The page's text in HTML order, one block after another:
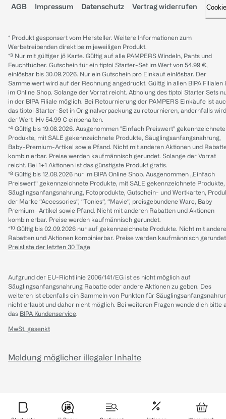
AGB Impressum Datenschutz Vertrag widerrufen
* Produkt gesponsert vom Hersteller. Weitere Informationen zum
Werbetreibenden direkt beim jeweiligen Produkt.
*³ Nur mit gültiger jö Karte. Gültig auf alle PAMPERS Windeln, Pants und
Feuchttücher. Gutschein für ein tiptoi Starter-Set im Wert von 54.99 €,
einlösbar bis 30.09.2026. Nur ein Gutschein pro Einkauf einlösbar. Der
Sammelwert wird auf der Rechnung angedruckt. Gültig in allen BIPA Filialen
im Online Shop. Solange der Vorrat reicht. Abholung des tiptoi Starter Sets
in der BIPA Filiale möglich. Bei Retournierung der PAMPERS Einkäufe ist
das tiptoi Starter-Set in Originalverpackung zu retournieren, andernfalls wird
der Wert iHv 54.99 € einbehalten.
*⁴ Gültig bis 19.08.2026. Ausgenommen "Einfach Preiswert" gekennzeichnete
Produkte, mit SALE gekennzeichnete Produkte, Säuglingsanfangsnahrung,
Baby-Premium-Artikel sowie Pfand. Nicht mit anderen Aktionen und
kombinierbar. Preise werden kaufmännisch gerundet. Solange der Vorrat
reicht. Bei 1+1 Aktionen ist das günstigste Produkt gratis.
*⁸ Gültig bis 12.08.2026 nur im BIPA Online Shop. Ausgenommen „Einfach
Preiswert“ gekennzeichnete Produkte, mit SALE gekennzeichnete Produkte,
Säuglingsanfangsnahrung, Fotoprodukte, Gutschein- und Wertkarten,
der Marke “Accessories“, “Tonies“, “Mavie“, preisgebundene Ware, Baby
Premium- Artikel sowie Pfand. Nicht mit anderen Rabatten und Aktionen
kombinierbar. Preise werden kaufmännisch gerundet.
*¹⁰ Gültig bis 02.09.2026 nur auf gekennzeichnete Produkte. Nicht mit
Rabatten und Aktionen kombinierbar. Preise werden kaufmännisch
Preisliste der letzten 30 Tage
Aufgrund der EU-Richtlinie 2006/141/EG ist es nicht möglich auf
Säuglingsanfangsnahrung Rabatte oder andere Aktionen zu geben. Des
weiteren ist ebenfalls ein Sammeln von Punkten für
nicht erlaubt und daher nicht möglich. Bei weiteren Fragen wende dich bitte
das BIPA Kundenservice.
MwSt. gesenkt
Meldung möglicher illegaler Inhalte